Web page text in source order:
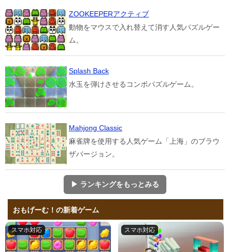
ZOOKEEPERアクティブ
動物をマウスで入れ替えて消す人気パズルゲー
ム。
Splash Back
水玉を弾けさせるコンボパズルゲーム。
Mahjong Classic
麻雀牌を使用する人気ゲーム「上海」のブラウ
ザバージョン。
▶ ランキングをもっとみる
おもげーむ！の新着ゲーム